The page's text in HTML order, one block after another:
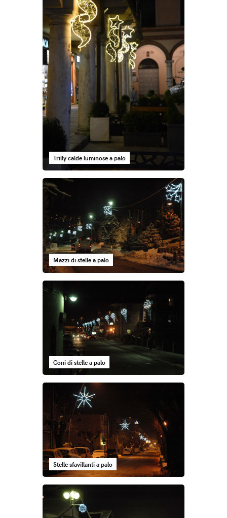
Trilly calde luminose a palo
Mazzi di stelle a palo
Coni di stelle a palo
Stelle sfavillanti a palo